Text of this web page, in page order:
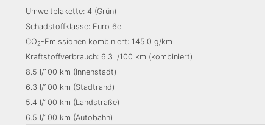
Umweltplakette: 4 (Grün)
Schadstoffklasse: Euro 6e
CO2-Emissionen kombiniert: 145.0 g/km
Kraftstoffverbrauch: 6.3 l/100 km (kombiniert)
8.5 l/100 km (Innenstadt)
6.3 l/100 km (Stadtrand)
5.4 l/100 km (Landstraße)
6.5 l/100 km (Autobahn)